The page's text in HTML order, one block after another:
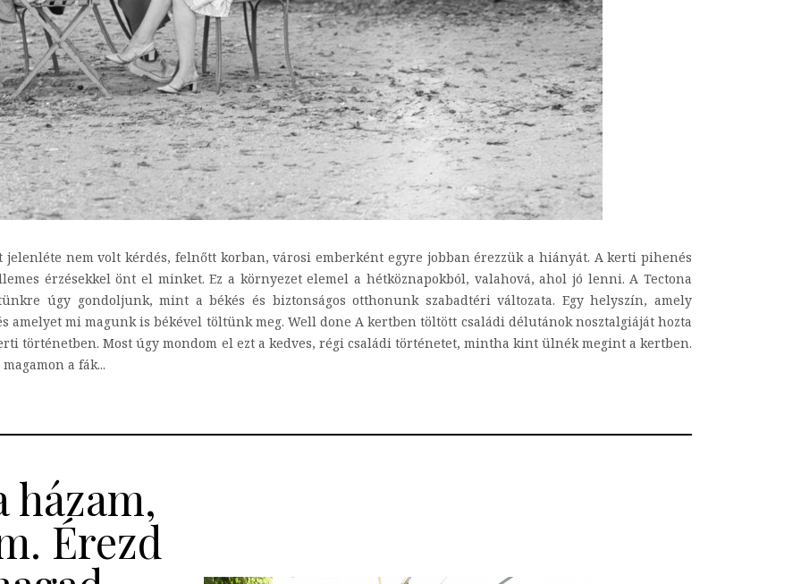
nem volt kérdés, felnőtt korban, városi emberként egyre jobban érezzük a hiányát. A kerti pihenés
érzésekkel önt el minket. Ez a környezet elemel a hétköznapokból, valahová, ahol jó lenni. A Tectona
úgy gondoljunk, mint a békés és biztonságos otthonunk szabadtéri változata. Egy helyszín, amely
amelyet mi magunk is békével töltünk meg. Well done A kertben töltött családi délutánok nosztalgiáját hozta
történetben. Most úgy mondom el ezt a kedves, régi családi történetet, mintha kint ülnék megint a kertben.
a fák...
házam,
Érezd